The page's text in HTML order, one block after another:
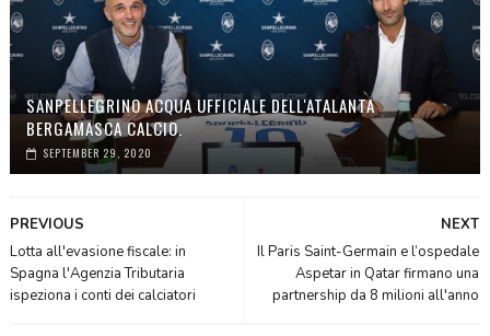
SANPELLEGRINO ACQUA UFFICIALE DELL'ATALANTA
BERGAMASCA CALCIO.
SEPTEMBER 29, 2020
NEXT
Il Paris Saint-Germain e l’ospedale
Aspetar in Qatar firmano una
partnership da 8 milioni all'anno
PREVIOUS
Lotta all'evasione fiscale: in
Spagna l'Agenzia Tributaria
ispeziona i conti dei calciatori